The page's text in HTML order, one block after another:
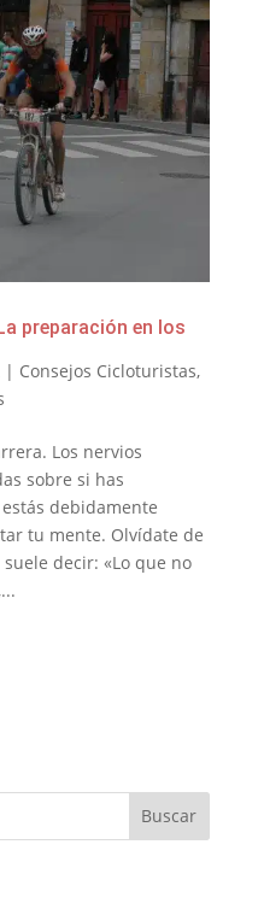
preparación en los
| Consejos Cicloturistas,
Los nervios
sobre si has
debidamente
tu mente. Olvídate de
decir: «Lo que no